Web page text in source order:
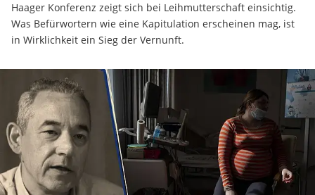
Haager Konferenz zeigt sich bei Leihmutterschaft einsichtig.
Was Befürwortern wie eine Kapitulation erscheinen mag, ist
in Wirklichkeit ein Sieg der Vernunft.